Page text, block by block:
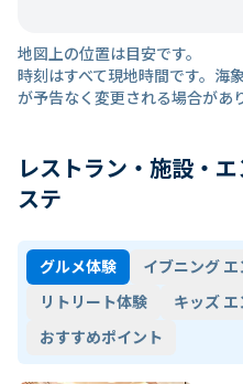
地図上の位置は目安です。
時刻はすべて現地時間です。海
が予告なく変更される場合があ
レストラン・施設・
ステ
グルメ体験
イブニング
リトリート体験
キッズ
おすすめポイント